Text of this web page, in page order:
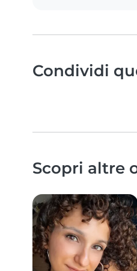
Condividi
Scopri altre